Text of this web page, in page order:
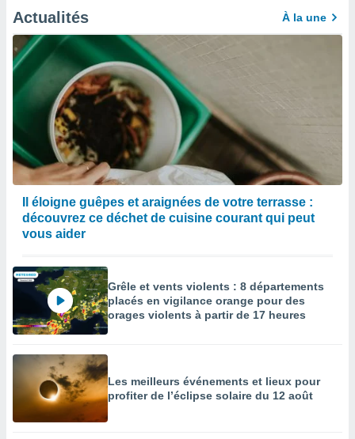
Actualités À la une
Il éloigne guêpes et araignées de votre terrasse :
découvrez ce déchet de cuisine courant qui peut
vous aider
Grêle et vents violents : 8 départements
placés en vigilance orange pour des
orages violents à partir de 17 heures
Les meilleurs événements et lieux pour
profiter de l’éclipse solaire du 12 août